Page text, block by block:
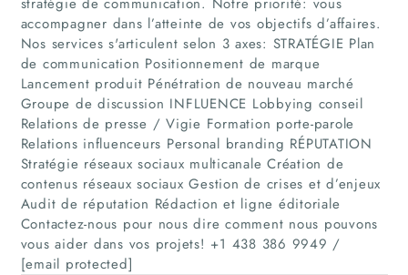
Home
Companies
Articles
accompagner dans l’atteinte de vos objectifs d’affaires.
Nos services s'articulent selon 3 axes: STRATÉGIE Plan
de communication Positionnement de marque
Lancement produit Pénétration de nouveau marché
Groupe de discussion INFLUENCE Lobbying conseil
Relations de presse / Vigie Formation porte-parole
Relations influenceurs Personal branding RÉPUTATION
Stratégie réseaux sociaux multicanale Création de
contenus réseaux sociaux Gestion de crises et d’enjeux
Audit de réputation Rédaction et ligne éditoriale
Contactez-nous pour nous dire comment nous pouvons
vous aider dans vos projets! +1 438 386 9949 /
[email protected]